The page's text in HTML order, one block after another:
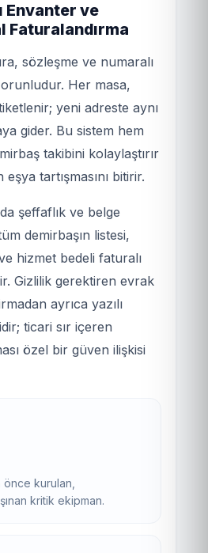
Envanter ve
Faturalandırma
sözleşme ve numaralı
Her masa,
yeni adreste aynı
gider. Bu sistem hem
takibini kolaylaştırır
tartışmasını bitirir.
şeffaflık ve belge
demirbaşın listesi,
hizmet bedeli faturalı
Gizlilik gerektiren evrak
ayrıca yazılı
ticari sır içeren
özel bir güven ilişkisi
kurulan,
kritik ekipman.